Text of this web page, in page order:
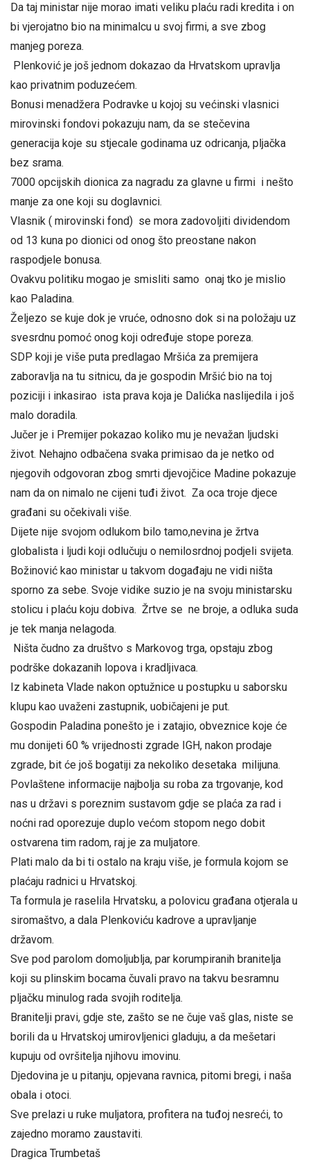
Da taj ministar nije morao imati veliku plaću radi kredita i on
bi vjerojatno bio na minimalcu u svoj firmi, a sve zbog
manjeg poreza.
Plenković je još jednom dokazao da Hrvatskom upravlja
kao privatnim poduzećem.
Bonusi menadžera Podravke u kojoj su većinski vlasnici
mirovinski fondovi pokazuju nam, da se stečevina
generacija koje su stjecale godinama uz odricanja, pljačka
bez srama.
7000 opcijskih dionica za nagradu za glavne u firmi i nešto
manje za one koji su doglavnici.
Vlasnik ( mirovinski fond) se mora zadovoljiti dividendom
od 13 kuna po dionici od onog što preostane nakon
raspodjele bonusa.
Ovakvu politiku mogao je smisliti samo onaj tko je mislio
kao Paladina.
Željezo se kuje dok je vruće, odnosno dok si na položaju uz
svesrdnu pomoć onog koji određuje stope poreza.
SDP koji je više puta predlagao Mršića za premijera
zaboravlja na tu sitnicu, da je gospodin Mršić bio na toj
poziciji i inkasirao ista prava koja je Dalićka naslijedila i još
malo doradila.
Jučer je i Premijer pokazao koliko mu je nevažan ljudski
život. Nehajno odbačena svaka primisao da je netko od
njegovih odgovoran zbog smrti djevojčice Madine pokazuje
nam da on nimalo ne cijeni tuđi život. Za oca troje djece
građani su očekivali više.
Dijete nije svojom odlukom bilo tamo,nevina je žrtva
globalista i ljudi koji odlučuju o nemilosrdnoj podjeli svijeta.
Božinović kao ministar u takvom događaju ne vidi ništa
sporno za sebe. Svoje vidike suzio je na svoju ministarsku
stolicu i plaću koju dobiva. Žrtve se ne broje, a odluka suda
je tek manja nelagoda.
Ništa čudno za društvo s Markovog trga, opstaju zbog
podrške dokazanih lopova i kradljivaca.
Iz kabineta Vlade nakon optužnice u postupku u saborsku
klupu kao uvaženi zastupnik, uobičajeni je put.
Gospodin Paladina ponešto je i zatajio, obveznice koje će
mu donijeti 60 % vrijednosti zgrade IGH, nakon prodaje
zgrade, bit će još bogatiji za nekoliko desetaka milijuna.
Povlaštene informacije najbolja su roba za trgovanje, kod
nas u državi s poreznim sustavom gdje se plaća za rad i
noćni rad oporezuje duplo većom stopom nego dobit
ostvarena tim radom, raj je za muljatore.
Plati malo da bi ti ostalo na kraju više, je formula kojom se
plaćaju radnici u Hrvatskoj.
Ta formula je raselila Hrvatsku, a polovicu građana otjerala u
siromaštvo, a dala Plenkoviću kadrove a upravljanje
državom.
Sve pod parolom domoljublja, par korumpiranih branitelja
koji su plinskim bocama čuvali pravo na takvu besramnu
pljačku minulog rada svojih roditelja.
Branitelji pravi, gdje ste, zašto se ne čuje vaš glas, niste se
borili da u Hrvatskoj umirovljenici gladuju, a da mešetari
kupuju od ovršitelja njihovu imovinu.
Djedovina je u pitanju, opjevana ravnica, pitomi bregi, i naša
obala i otoci.
Sve prelazi u ruke muljatora, profitera na tuđoj nesreći, to
zajedno moramo zaustaviti.
Dragica Trumbetaš